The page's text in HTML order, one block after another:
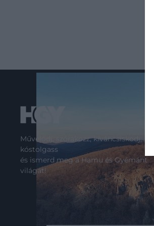
Művelődj, szórakozz, kíváncsiskodj,
kóstolgass
és ismerd meg a Hamu és Gyémánt
világát!